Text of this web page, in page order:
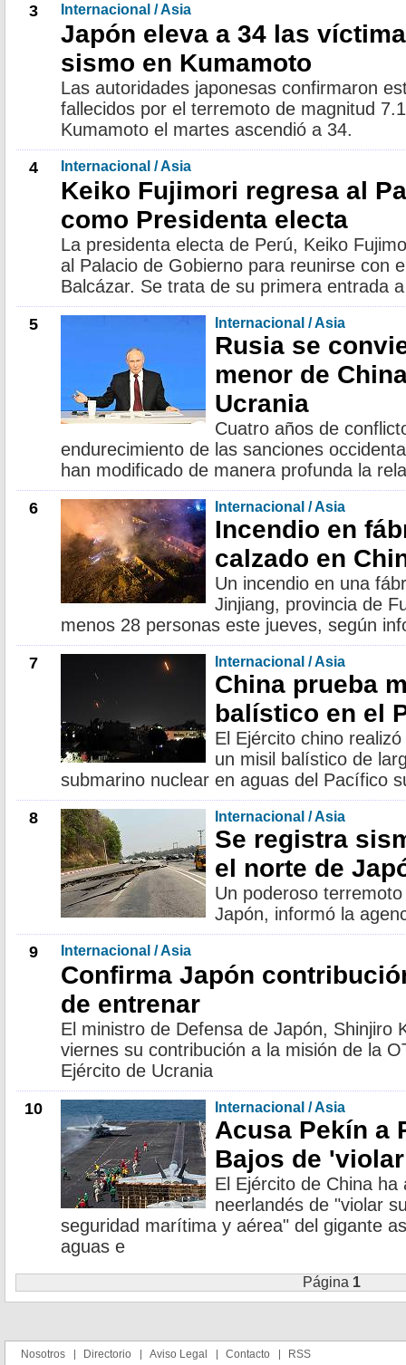
3 Internacional / Asia
Japón eleva a 34 las
sismo en Kumamoto
Las autoridades japonesas confirmaron
fallecidos por el terremoto de magnitud
Kumamoto el martes ascendió a 34.
4 Internacional / Asia
Keiko Fujimori regresa al
como Presidenta electa
La presidenta electa de Perú, Keiko
al Palacio de Gobierno para reunirse con
Balcázar. Se trata de su primera entrada a
5 Internacional / Asia
Rusia se
menor de
Ucrania
Cuatro años de
endurecimiento de las sanciones
han modificado de manera profunda la
6 Internacional / Asia
Incendio en
calzado en
Un incendio en una
Jinjiang, provincia de
menos 28 personas este jueves, según
7 Internacional / Asia
China prueba
balístico en el
El Ejército chino
un misil balístico de
submarino nuclear en aguas del Pacífico
8 Internacional / Asia
Se registra
el norte de
Un poderoso
Japón, informó la
9 Internacional / Asia
Confirma Japón
de entrenar
El ministro de Defensa de Japón, Shinjiro
viernes su contribución a la misión de la
Ejército de Ucrania
10 Internacional / Asia
Acusa Pekín a
Bajos de
El Ejército de China
neerlandés de "violar
seguridad marítima y aérea" del gigante
aguas e
Página 1
Nosotros Directorio Aviso Legal Contacto RSS